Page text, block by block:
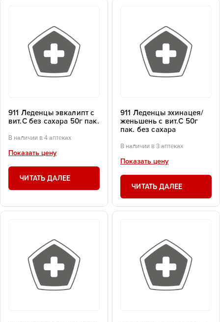
911 Леденцы эвкалипт с
вит.С без сахара 50г пак.
В наличии в 4 аптеках
Показать цену
ЧИТАТЬ ДАЛЕЕ
911 Леденцы эхинацея/
женьшень с вит.С 50г
пак. без сахара
В наличии в 3 аптеках
Показать цену
ЧИТАТЬ ДАЛЕЕ